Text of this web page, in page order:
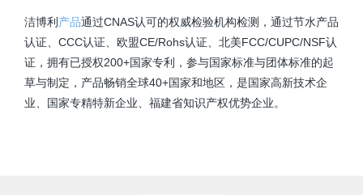
洁博利 产品通过CNAS认可的权威检验机构检测，通过节水产品
认证、CCC认证、欧盟CE/Rohs认证、北美FCC/CUPC/NSF认
证，拥有已授权200+国家专利，参与国家标准与团体标准的起
草与制定，产品畅销全球40+国家和地区，是国家高新技术企
业、国家专精特新企业、福建省知识产权优势企业。